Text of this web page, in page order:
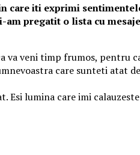
care iti exprimi
am pregatit o lista cu
va veni timp frumos, pentru
care sunteti atat
lumina care imi